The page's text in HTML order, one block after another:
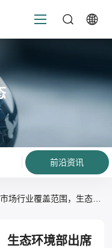
前沿资讯
生态环境部出席国新办“推动高质量发展”系列主题新闻发布会并答记者问（全文实录）
生态环境部出席